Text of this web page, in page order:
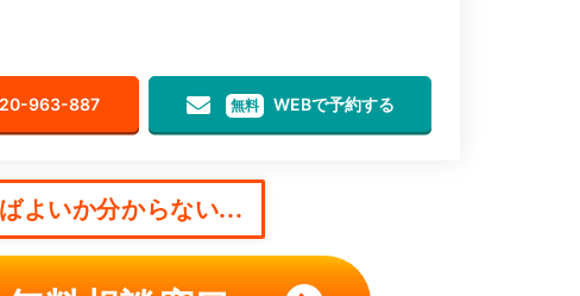
963-887 無料 WEBで予約する
よいか分からない...